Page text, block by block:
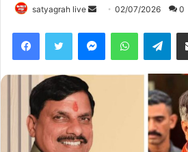
satyagrah live
d
a
02/07/2026 0
Telegram